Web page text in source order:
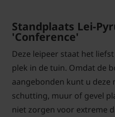
Standplaats Lei-
'Conference'
Deze leipeer staat het
plek in de tuin. Omdat de
aangebonden kunt u deze
schutting, muur of gevel
niet zorgen voor extreme